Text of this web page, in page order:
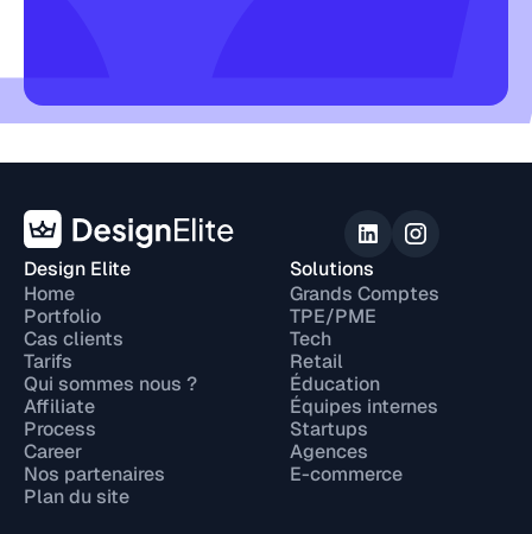
Design Elite
Home
Portfolio
Cas clients
Tarifs
Qui sommes nous ?
Affiliate
Process
Career
Nos partenaires
Plan du site
Solutions
Grands Comptes
TPE/PME
Tech
Retail
Éducation
Équipes internes
Startups
Agences
E-commerce